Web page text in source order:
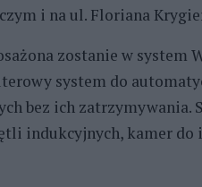
i na ul. Floriana
zostanie w
system do
bez ich zatrzymywania.
indukcyjnych, kamer